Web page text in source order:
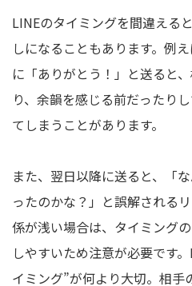
LINEのタイミングを間違える
しになることもあります。例
に「ありがとう！」と送ると
り、余韻を感じる前だったり
てしまうことがあります。
また、翌日以降に送ると、「
ったのかな？」と誤解される
係が浅い場合は、タイミング
しやすいため注意が必要です
イミング”が何より大切。相